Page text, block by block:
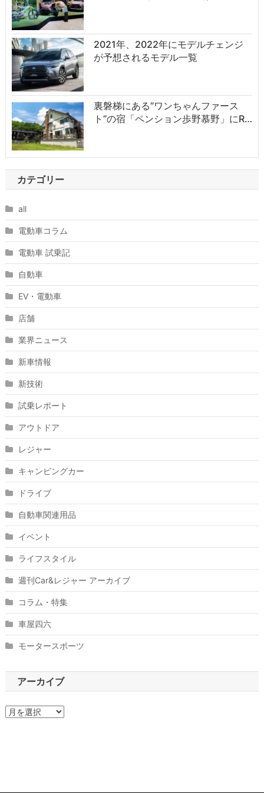
2021年、2022年にモデルチェンジ
が予想されるモデル一覧
裏磐梯にある“ワンちゃんファース
ト”の宿「ペンション歩野慕野」にR…
カテゴリー
all
電動車コラム
電動車 試乗記
自動車
EV・電動車
店舗
業界ニュース
新車情報
新技術
試乗レポート
アウトドア
レジャー
キャンピングカー
ドライブ
自動車関連用品
イベント
ライフスタイル
週刊Car&レジャー アーカイブ
コラム・特集
車屋四六
モータースポーツ
アーカイブ
ア